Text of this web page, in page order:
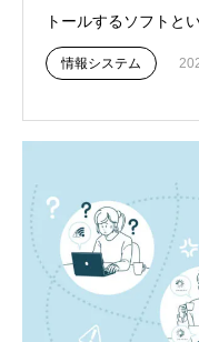
トールするソフトと
情報システム